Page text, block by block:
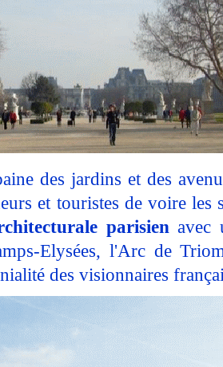
des jardins et des
et touristes de voire les
parisienavec
Elysées, l'Arc de
des visionnaires